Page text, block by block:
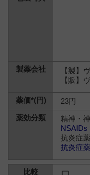
【製】
【販】
23円
精神・
NSAIDs
抗炎症
抗炎症薬